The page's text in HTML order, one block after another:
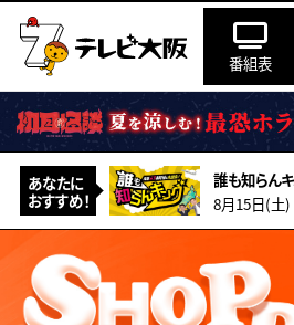
番組表
あなたに
おすすめ！
8月15日(土